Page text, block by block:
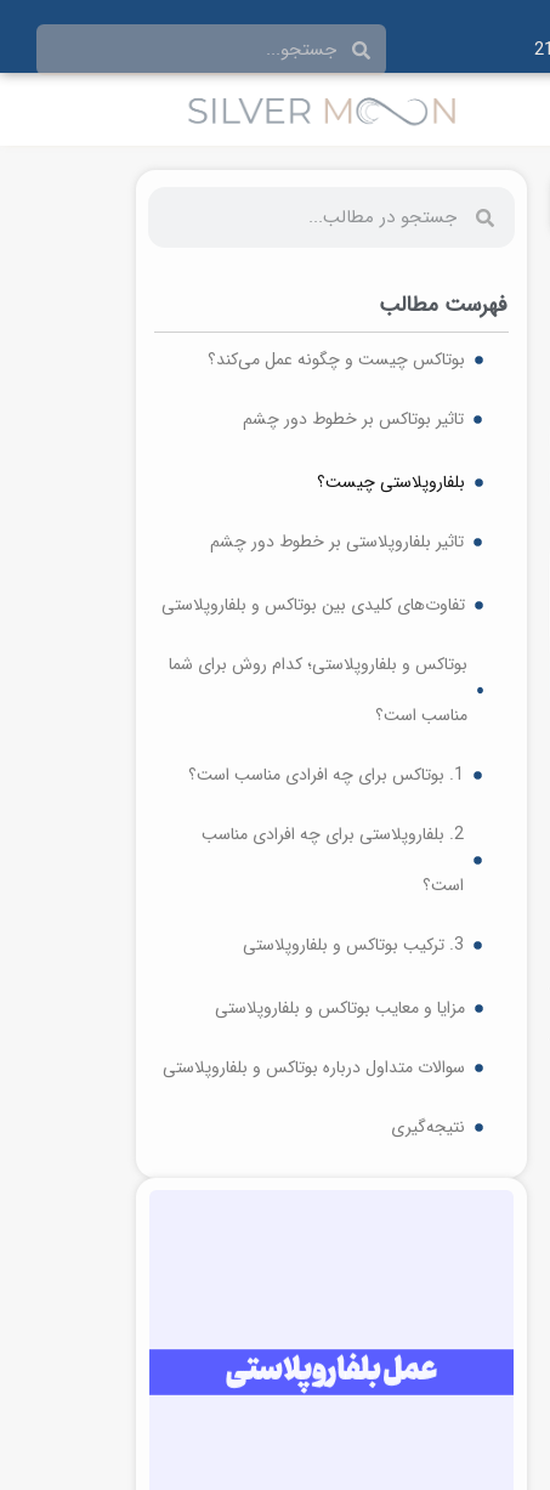
فهرست مطالب
بوتاکس چیست و چگونه عمل می‌کند؟
تاثیر بوتاکس بر خطوط دور چشم
بلفاروپلاستی چیست؟
تاثیر بلفاروپلاستی بر خطوط دور چشم
تفاوت‌های کلیدی بین بوتاکس و بلفاروپلاستی
بوتاکس و بلفاروپلاستی؛ کدام روش برای شما
مناسب است؟
1. بوتاکس برای چه افرادی مناسب است؟
2. بلفاروپلاستی برای چه افرادی مناسب
است؟
3. ترکیب بوتاکس و بلفاروپلاستی
مزایا و معایب بوتاکس و بلفاروپلاستی
سوالات متداول درباره بوتاکس و بلفاروپلاستی
نتیجه‌گیری